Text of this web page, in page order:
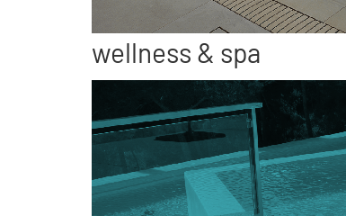
wellness & spa